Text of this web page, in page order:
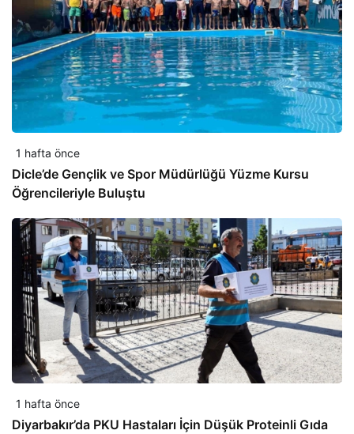
1 hafta önce
Dicle’de Gençlik ve Spor Müdürlüğü Yüzme Kursu
Öğrencileriyle Buluştu
1 hafta önce
Diyarbakır’da PKU Hastaları İçin Düşük Proteinli Gıda